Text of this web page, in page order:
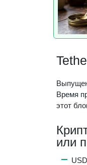
Время
этот
или